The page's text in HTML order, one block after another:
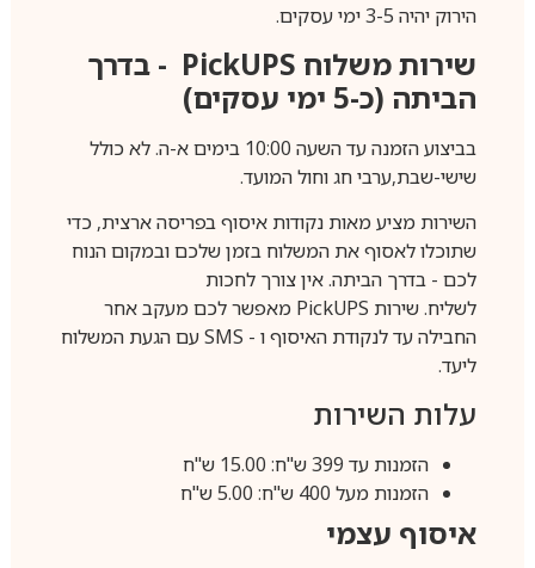
הירוק יהיה 3-5 ימי עסקים.
שירות משלוח PickUPS- בדרך
הביתה (כ-5 ימי עסקים)
בביצוע הזמנה עד השעה 10:00 בימים א-ה. לא כולל
שישי-שבת,ערבי חג וחול המועד.
השירות מציע מאות נקודות איסוף בפריסה ארצית, כדי
שתוכלו לאסוף את המשלוח בזמן שלכם ובמקום הנוח
לכם - בדרך הביתה. אין צורך לחכות
לשליח. שירות PickUPSמאפשר לכם מעקב אחר
החבילה עד לנקודת האיסוף ו - SMSעם הגעת המשלוח
ליעד.
עלות השירות
הזמנות עד 399 ש"ח: 15.00 ש"ח
הזמנות מעל 400 ש"ח: 5.00 ש"ח
איסוף עצמי